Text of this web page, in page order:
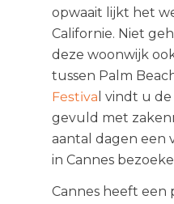
opwaait lijkt het
Californie. Niet
deze woonwijk
tussen Palm
Festiva l vindt u
gevuld met
aantal dagen een
in Cannes
Cannes heeft een